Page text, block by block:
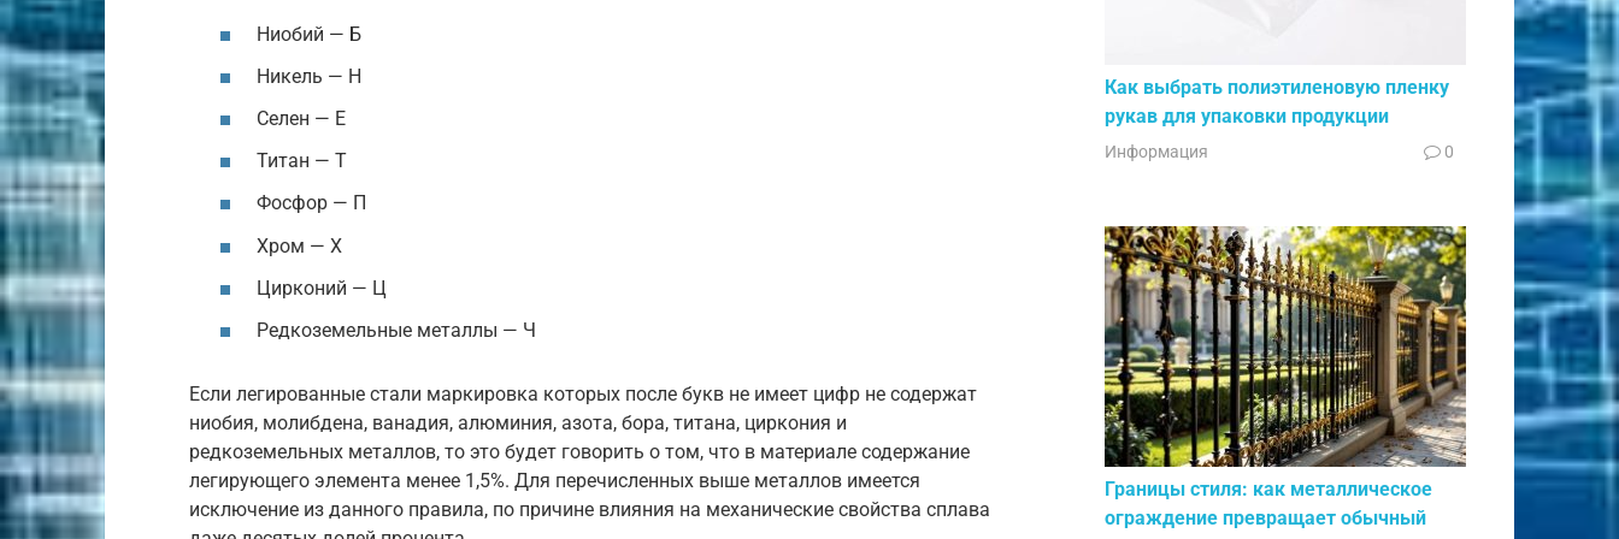
Ниобий — Б
Никель — Н
Селен — Е
Титан — Т
Фосфор — П
Хром — Х
Цирконий — Ц
Редкоземельные металлы — Ч
Если легированные стали маркировка которых после букв не имеет цифр не содержат
ниобия, молибдена, ванадия, алюминия, азота, бора, титана, циркония и
редкоземельных металлов, то это будет говорить о том, что в материале содержание
легирующего элемента менее 1,5%. Для перечисленных выше металлов имеется
исключение из данного правила, по причине влияния на механические свойства сплава
Как выбрать полиэтиленовую пленку
рукав для упаковки продукции
Информация 0
Границы стиля: как металлическое
ограждение превращает обычный